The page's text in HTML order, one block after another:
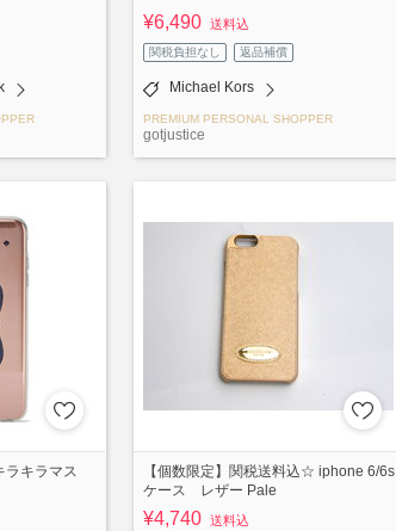
¥6,490 送料込
関税負担なし 返品補償
Michael Kors
PREMIUM PERSONAL SHOPPER
gotjustice
キラマス
【個数限定】関税送料込☆ iphone 6/6s
ケース レザー Pale
¥4,740 送料込